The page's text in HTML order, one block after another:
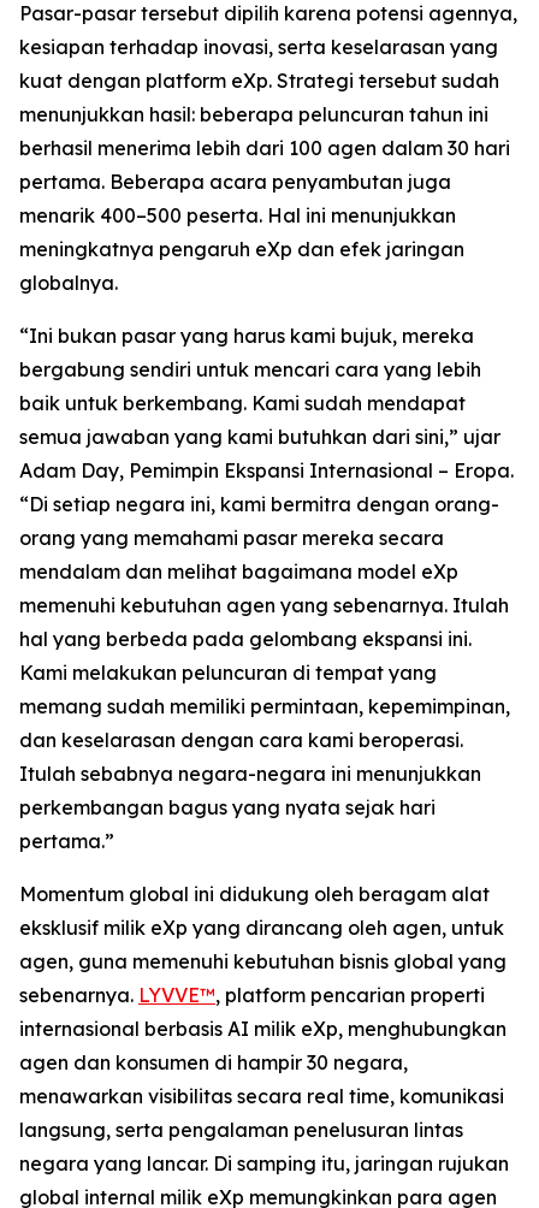
Pasar-pasar tersebut dipilih karena potensi agennya,
kesiapan terhadap inovasi, serta keselarasan yang
kuat dengan platform eXp. Strategi tersebut sudah
menunjukkan hasil: beberapa peluncuran tahun ini
berhasil menerima lebih dari 100 agen dalam 30 hari
pertama. Beberapa acara penyambutan juga
menarik 400–500 peserta. Hal ini menunjukkan
meningkatnya pengaruh eXp dan efek jaringan
globalnya.
“Ini bukan pasar yang harus kami bujuk, mereka
bergabung sendiri untuk mencari cara yang lebih
baik untuk berkembang. Kami sudah mendapat
semua jawaban yang kami butuhkan dari sini,” ujar
Adam Day, Pemimpin Ekspansi Internasional – Eropa.
“Di setiap negara ini, kami bermitra dengan orang-
orang yang memahami pasar mereka secara
mendalam dan melihat bagaimana model eXp
memenuhi kebutuhan agen yang sebenarnya. Itulah
hal yang berbeda pada gelombang ekspansi ini.
Kami melakukan peluncuran di tempat yang
memang sudah memiliki permintaan, kepemimpinan,
dan keselarasan dengan cara kami beroperasi.
Itulah sebabnya negara-negara ini menunjukkan
perkembangan bagus yang nyata sejak hari
pertama.”
Momentum global ini didukung oleh beragam alat
eksklusif milik eXp yang dirancang oleh agen, untuk
agen, guna memenuhi kebutuhan bisnis global yang
sebenarnya. LYVVE™, platform pencarian properti
internasional berbasis AI milik eXp, menghubungkan
agen dan konsumen di hampir 30 negara,
menawarkan visibilitas secara real time, komunikasi
langsung, serta pengalaman penelusuran lintas
negara yang lancar. Di samping itu, jaringan rujukan
global internal milik eXp memungkinkan para agen